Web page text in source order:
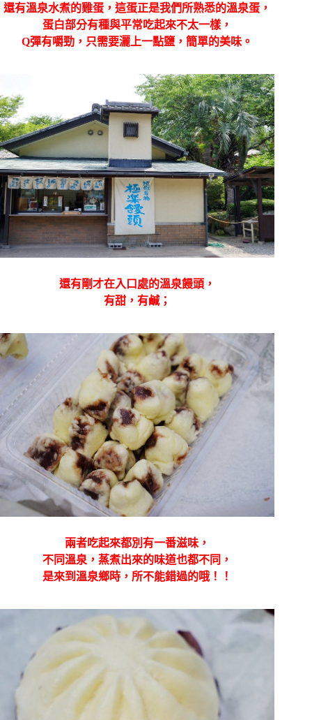
還有溫泉水煮的雞蛋，這蛋正是我們所熟悉的溫泉蛋，
蛋白部分有種與平常吃起來不太一樣，
Q彈有嚼勁，只需要灑上一點鹽，簡單的美味。
還有剛才在入口處的溫泉饅頭，
有甜，有鹹；
兩者吃起來都別有一番滋味，
不同溫泉，蒸煮出來的味道也都不同，
是來到溫泉鄉時，所不能錯過的哦！！